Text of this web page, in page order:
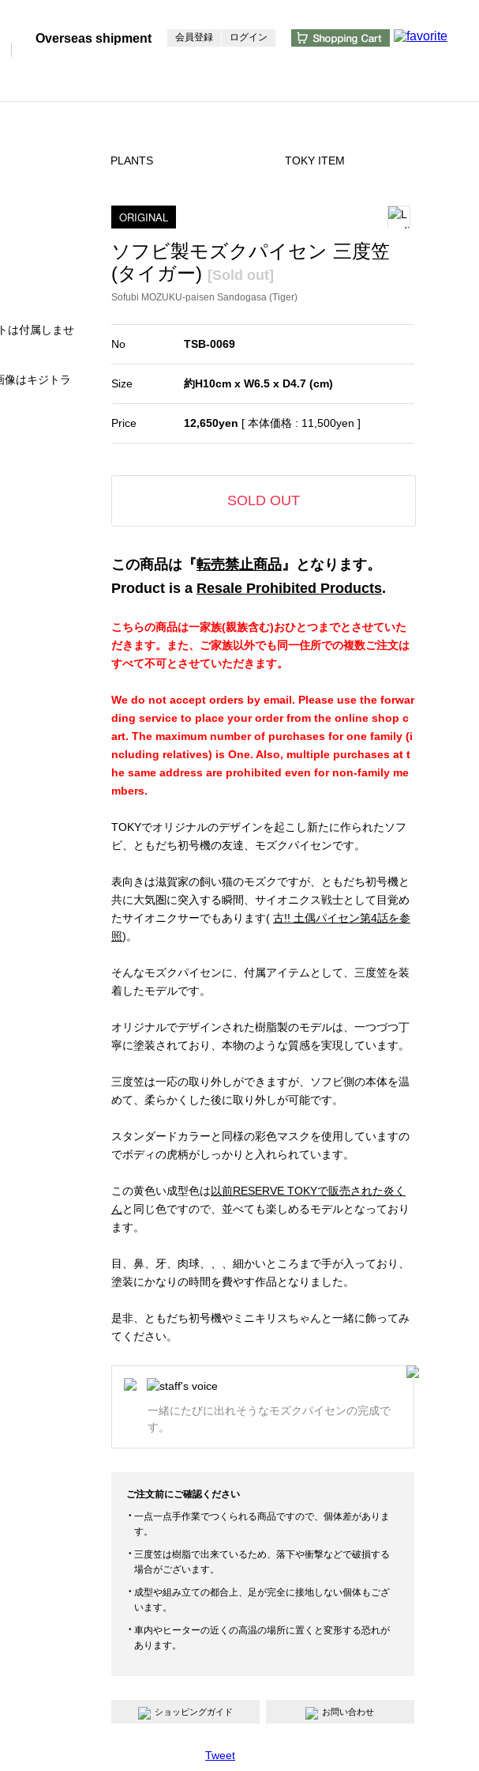
Overseas shipment 会員登録 ログイン
PLANTS TOKY ITEM
ORIGINAL
ソフビ製モズクパイセン 三度笠
(タイガー) [Sold out]
Sofubi MOZUKU-paisen Sandogasa (Tiger)
No TSB-0069
Size 約H10cm x W6.5 x D4.7 (cm)
Price 12,650yen [ 本体価格 : 11,500yen ]
SOLD OUT
SOLD OUT
この商品は『転売禁止商品』となります。
Product is a Resale Prohibited Products.
こちらの商品は一家族(親族含む)おひとつまでとさせていた
だきます。また、ご家族以外でも同一住所での複数ご注文は
すべて不可とさせていただきます。
We do not accept orders by email. Please use the forwar
ding service to place your order from the online shop c
art. The maximum number of purchases for one family (i
ncluding relatives) is One. Also, multiple purchases at t
he same address are prohibited even for non-family me
mbers.
TOKYでオリジナルのデザインを起こし新たに作られたソフ
ビ、ともだち初号機の友達、モズクパイセンです。
表向きは滋賀家の飼い猫のモズクですが、ともだち初号機と
共に大気圏に突入する瞬間、サイオニクス戦士として目覚め
たサイオニクサーでもあります( 古!! 土偶パイセン第4話を参
照)。
そんなモズクパイセンに、付属アイテムとして、三度笠を装
着したモデルです。
オリジナルでデザインされた樹脂製のモデルは、一つづつ丁
寧に塗装されており、本物のような質感を実現しています。
三度笠は一応の取り外しができますが、ソフビ側の本体を温
めて、柔らかくした後に取り外しが可能です。
スタンダードカラーと同様の彩色マスクを使用していますの
でボディの虎柄がしっかりと入れられています。
この黄色い成型色は以前RESERVE TOKYで販売された炎く
んと同じ色ですので、並べても楽しめるモデルとなっており
ます。
目、鼻、牙、肉球、、、細かいところまで手が入っており、
塗装にかなりの時間を費やす作品となりました。
是非、ともだち初号機やミニキリスちゃんと一緒に飾ってみ
てください。
一緒にたびに出れそうなモズクパイセンの完成で
す。
ご注文前にご確認ください
一点一点手作業でつくられる商品ですので、個体差がありま
す。
三度笠は樹脂で出来ているため、落下や衝撃などで破損する
場合がございます。
成型や組み立ての都合上、足が完全に接地しない個体もござ
います。
車内やヒーターの近くの高温の場所に置くと変形する恐れが
あります。
ショッピングガイド お問い合わせ
Tweet